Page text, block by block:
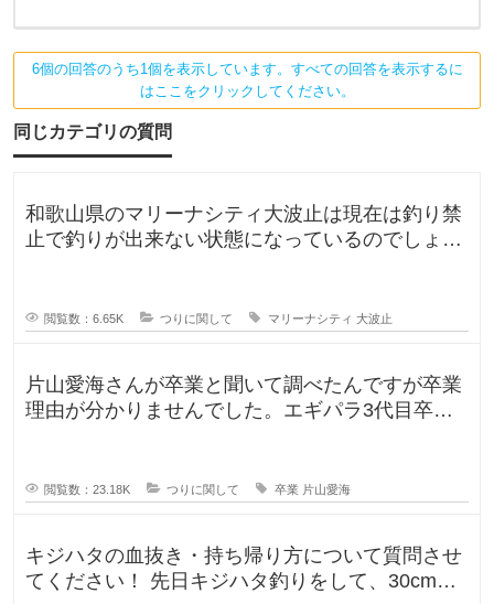
抜
船
か
降
り
海
水
6個の回答のうち1個を表示しています。すべての回答を表示するに
はここをクリックしてください。
同じカテゴリの質問
和歌山県のマリーナシティ大波止は現在は釣り禁
止で釣りが出来ない状態になっているのでしょう
閲覧数：6.65K つりに関して マリーナシティ 大波止
片山愛海さんが卒業と聞いて調べたんですが卒業
理由が分かりませんでした。エギパラ3代目卒業
閲覧数：23.18K つりに関して 卒業 片山愛海
キジハタの血抜き・持ち帰り方について質問させ
てください！ 先日キジハタ釣りをして、30cm台